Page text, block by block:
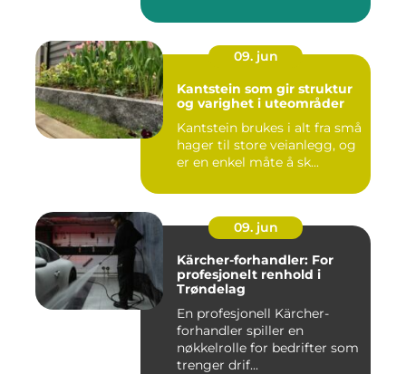
09. jun
Kantstein som gir struktur
og varighet i uteområder
Kantstein brukes i alt fra små
hager til store veianlegg, og
er en enkel måte å sk...
09. jun
Kärcher-forhandler: For
profesjonelt renhold i
Trøndelag
En profesjonell Kärcher-
forhandler spiller en
nøkkelrolle for bedrifter som
trenger drif...